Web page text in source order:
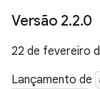
Versão 2.2.0
22 de fevereiro
Lançamento de